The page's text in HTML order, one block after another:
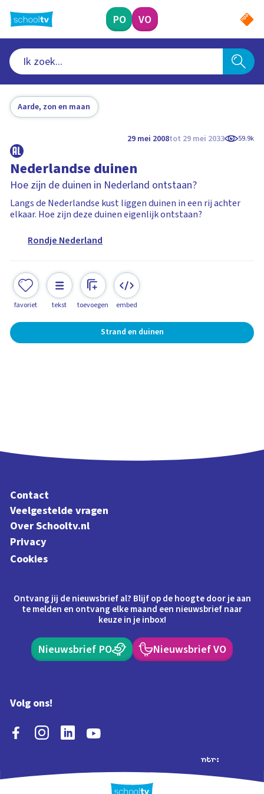
naar
hoofdinhoud
PO VO
Aarde, zon en maan
29 mei 2008tot 29 mei 2033 59.9k
Nederlandse duinen
Hoe zijn de duinen in Nederland ontstaan?
Langs de Nederlandse kust liggen duinen in een rij achter
elkaar. Hoe zijn deze duinen eigenlijk ontstaan?
Rondje Nederland
favoriet tekst toevoegen embed
Strand en duinen
Contact
Veelgestelde vragen
Over Schooltv.nl
Privacy
Cookies
Ontvang jij de nieuwsbrief al? Blijf op de hoogte door je aan
te melden en ontvang elke maand een nieuwsbrief naar
keuze in je inbox!
Nieuwsbrief PO Nieuwsbrief VO
Volg ons!